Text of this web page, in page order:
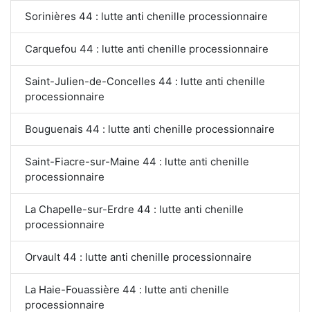
Sorinières 44 : lutte anti chenille processionnaire
Carquefou 44 : lutte anti chenille processionnaire
Saint-Julien-de-Concelles 44 : lutte anti chenille
processionnaire
Bouguenais 44 : lutte anti chenille processionnaire
Saint-Fiacre-sur-Maine 44 : lutte anti chenille
processionnaire
La Chapelle-sur-Erdre 44 : lutte anti chenille
processionnaire
Orvault 44 : lutte anti chenille processionnaire
La Haie-Fouassière 44 : lutte anti chenille
processionnaire